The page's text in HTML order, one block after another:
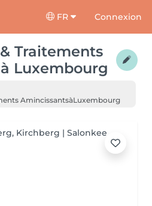
FR Connexion
Traitements
à Luxembourg
AmincissantsàLuxembourg